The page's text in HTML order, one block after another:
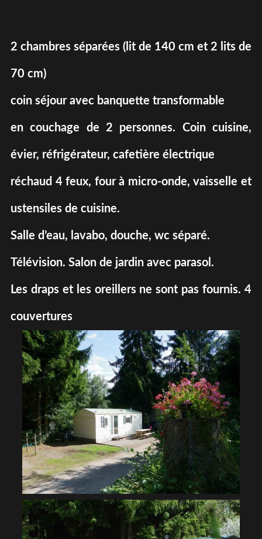
2 chambres séparées (lit de 140 cm et 2 lits de
70 cm)
coin séjour avec banquette transformable
en couchage de 2 personnes. Coin cuisine,
évier, réfrigérateur, cafetière électrique
réchaud 4 feux, four à micro-onde, vaisselle et
ustensiles de cuisine.
Salle d’eau, lavabo, douche, wc séparé.
Télévision. Salon de jardin avec parasol.
Les draps et les oreillers ne sont pas fournis. 4
couvertures